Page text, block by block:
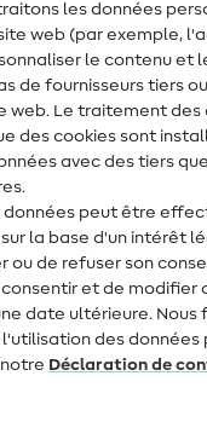
les données
web (par exemple,
le contenu et
de fournisseurs tiers
web. Le traitement des
des cookies sont
avec des tiers
peut être
la base d'un intérêt
ou de refuser son
et de modifier
date ultérieure. Nous
des données
Déclaration de